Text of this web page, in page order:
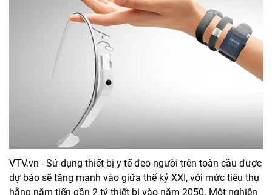
VTV.vn - Sử dụng thiết bị y tế đeo người trên toàn cầu được
dự báo sẽ tăng mạnh vào giữa thế kỷ XXI, với mức tiêu thụ
hằng năm tiến gần 2 tỷ thiết bị vào năm 2050. Một nghiên